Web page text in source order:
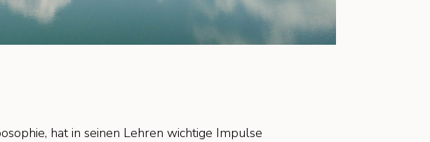
hat in seinen Lehren wichtige Impulse